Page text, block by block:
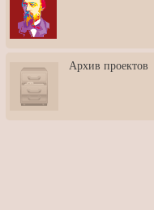
3: Обусловленности
человека и их влияние на
карьеру
скульптором Дмитрием
Тугариновым
АртБульвар в День города
Архив проектов